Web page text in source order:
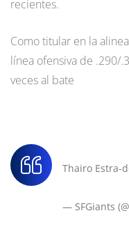
recientes.
Como titular en la
línea ofensiva de .290/
veces al bate
Thairo Estra-
— SFGiants